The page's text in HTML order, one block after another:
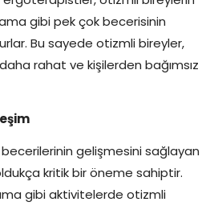
gibi pek çok becerisinin
Bu sayede otizmli bireyler,
rahat ve kişilerden bağımsız
gelişmesini sağlayan
kritik bir öneme sahiptir.
gibi aktivitelerde otizmli